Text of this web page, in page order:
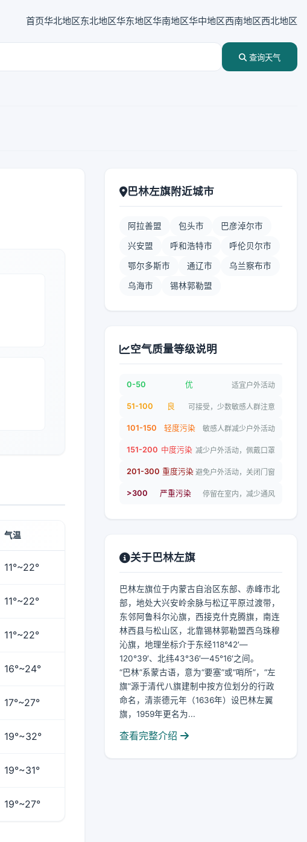
首页华北地区东北地区华东地区华南地区华中地区西南地区西北地区
查询天气
气温
11°~22°
11°~22°
11°~22°
16°~24°
17°~27°
19°~32°
19°~31°
19°~27°
巴林左旗附近城市
阿拉善盟 包头市 巴彦淖尔市
兴安盟 呼和浩特市 呼伦贝尔市
鄂尔多斯市 通辽市 乌兰察布市
乌海市 锡林郭勒盟
空气质量等级说明
0-50 优 适宜户外活动
51-100 良 可接受，少数敏感人群注意
101-150 轻度污染 敏感人群减少户外活动
151-200 中度污染 减少户外活动，佩戴口罩
201-300 重度污染 避免户外活动，关闭门窗
>300 严重污染 停留在室内，减少通风
关于巴林左旗
巴林左旗位于内蒙古自治区东部、赤峰市北
部，地处大兴安岭余脉与松辽平原过渡带，
东邻阿鲁科尔沁旗，西接克什克腾旗，南连
林西县与松山区，北靠锡林郭勒盟西乌珠穆
沁旗，地理坐标介于东经118°42′—
120°39′、北纬43°36′—45°16′之间。
“巴林”系蒙古语，意为“要塞”或“哨所”，“左
旗”源于清代八旗建制中按方位划分的行政
命名，清崇德元年（1636年）设巴林左翼
旗，1959年更名为...
查看完整介绍